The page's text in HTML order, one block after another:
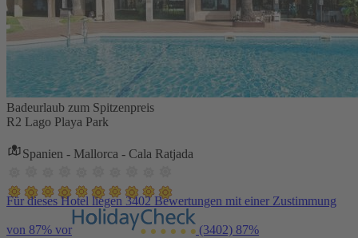
Badeurlaub zum Spitzenpreis
R2 Lago Playa Park
Spanien - Mallorca - Cala Ratjada
Für dieses Hotel liegen 3402 Bewertungen mit einer Zustimmung
von 87% vor (3402) 87%